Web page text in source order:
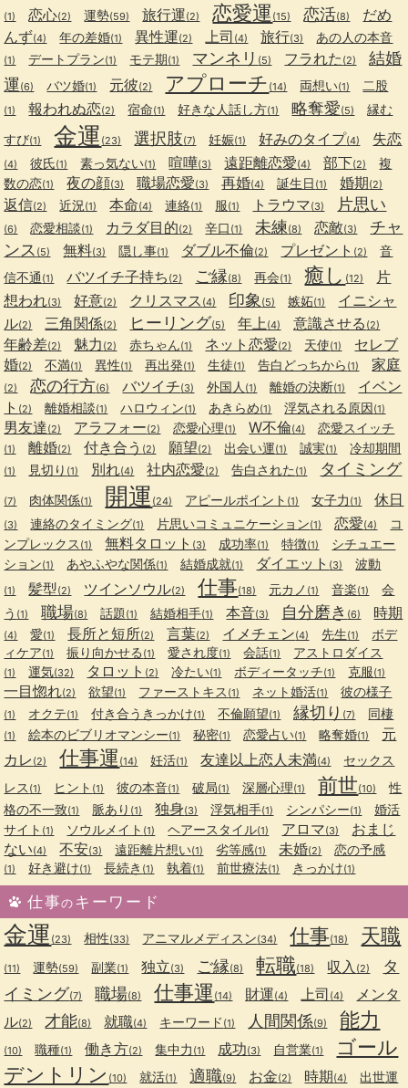
(1) 恋心(2) 運勢(59) 旅行運(2) 恋愛運 (15) 恋活(8)
だめ
んず(4) 年の差婚(1) 異性運(2) 上司 (4) 旅行(3) あの人の本音
(1) デートプラン(1) モテ期(1) マンネリ (5) フラれた (2)
結婚
運(6) バツ婚(1) 元彼(2) アプローチ (14) 両想い(1) 二股
(1) 報われぬ恋(2) 宿命(1) 好きな人話し方(1) 略奪愛(5)
縁む
すび(1) 金運 (23) 選択肢(7) 妊娠(1) 好みのタイプ(4) 失恋
(4) 彼氏(1) 素っ気ない(1) 喧嘩(3) 遠距離恋愛(4) 部下(2)
複
数の恋(1) 夜の顔(3) 職場恋愛(3) 再婚(4) 誕生日 (1) 婚期(2)
返信(2) 近況 (1) 本命(4) 連絡(1) 服(1) トラウマ(3) 片思い
(6) 恋愛相談(1) カラダ目的(2) 辛口 (1) 未練(8) 恋敵(3)
チャ
ンス (5) 無料(3) 隠し事(1) ダブル不倫(2) プレゼント (2)
音
信不通 (1) バツイチ子持ち (2) ご縁(8) 再会(1) 癒し (12)
片
想われ(3) 好意(2) クリスマス (4) 印象 (5) 嫉妬(1)
イニシャ
ル(2) 三角関係(2) ヒーリング(5) 年上 (4) 意識させる (2)
年齢差(2) 魅力 (2) 赤ちゃん(1) ネット恋愛(2) 天使(1)
セレブ
婚(2) 不満(1) 異性(1) 再出発(1) 生徒(1) 告白どっちから (1) 家庭
(2) 恋の行方(6) バツイチ(3) 外国人 (1) 離婚の決断(1)
イベン
ト (2) 離婚相談(1) ハロウィン(1) あきらめ(1) 浮気される原因(1)
男友達(2) アラフォー(2) 恋愛心理(1) W不倫(4) 恋愛スイッチ
(1) 離婚(2) 付き合う (2) 願望(2) 出会い運(1) 誠実(1) 冷却期間
(1) 見切り (1) 別れ(4) 社内恋愛(2) 告白された (1) タイミング
(7) 肉体関係(1) 開運 (24) アピールポイント (1) 女子力 (1) 休日
(3) 連絡のタイミング(1) 片思いコミュニケーション(1) 恋愛(4)
コ
ンプレックス (1) 無料タロット (3) 成功率(1) 特徴(1)
シチュエー
ション(1) あやふやな関係(1) 結婚成就(1) ダイエット (3) 波動
(1) 髪型(2) ツインソウル(2) 仕事(18) 元カノ (1) 音楽(1)
会
う (1) 職場(8) 話題(1) 結婚相手(1) 本音(3) 自分磨き (6) 時期
(4) 愛(1) 長所と短所(2) 言葉(2) イメチェン(4) 先生(1)
ボデ
ィケア(1) 振り向かせる (1) 愛され度(1) 会話(1) アストロダイス
(1) 運気(32) タロット (2) 冷たい(1) ボディータッチ(1) 克服(1)
一目惚れ(2) 欲望(1) ファーストキス (1) ネット婚活(1) 彼の様子
(1) オクテ(1) 付き合うきっかけ(1) 不倫願望(1) 縁切り (7) 同棲
(1) 絵本のビブリオマンシー(1) 秘密(1) 恋愛占い(1) 略奪婚(1)
元
カレ (2) 仕事運 (14) 妊活(1) 友達以上恋人未満(4)
セックス
レス (1) ヒント (1) 彼の本音(1) 破局(1) 深層心理(1) 前世(10)
性
格の不一致(1) 脈あり (1) 独身(3) 浮気相手(1) シンパシー(1)
婚活
サイト (1) ソウルメイト (1) ヘアースタイル(1) アロマ(3)
おまじ
ない(4) 不安(3) 遠距離片想い(1) 劣等感(1) 未婚(2) 恋の予感
(1) 好き避け(1) 長続き (1) 執着(1) 前世療法(1) きっかけ(1)
仕事のキーワード
金運 (23) 相性(33) アニマルメディスン(34) 仕事(18) 天職
(11) 運勢(59) 副業(1) 独立(3) ご縁(8) 転職(18) 収入 (2)
タ
イミング(7) 職場(8) 仕事運 (14) 財運(4) 上司 (4)
メンタ
ル(2) 才能(8) 就職(4) キーワード (1) 人間関係(9) 能力
(10) 職種(1) 働き方(2) 集中力 (1) 成功(3) 自営業(1)
ゴール
デントリン (10) 就活(1) 適職(9) お金(2) 時期(4) 出世運